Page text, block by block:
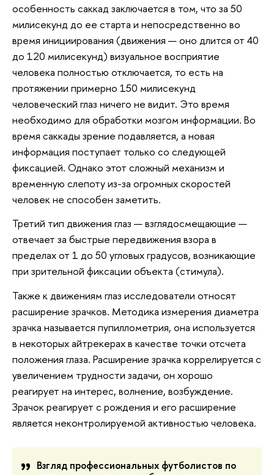
особенность саккад заключается в том, что за 50
милисекунд до ее старта и непосредственно во
время инициирования (движения — оно длится от 40
до 120 милисекунд) визуальное восприятие
человека полностью отключается, то есть на
протяжении примерно 150 милисекунд
человеческий глаз ничего не видит. Это время
необходимо для обработки мозгом информации. Во
время саккады зрение подавляется, а новая
информация поступает только со следующей
фиксацией. Однако этот сложный механизм и
временную слепоту из-за огромных скоростей
человек не способен заметить.
Третий тип движения глаз — взглядосмещающие —
отвечает за быстрые передвижения взора в
пределах от 1 до 50 угловых градусов, возникающие
при зрительной фиксации объекта (стимула).
Также к движениям глаз исследователи относят
расширение зрачков. Методика измерения диаметра
зрачка называется пупиллометрия, она используется
в некоторых айтрекерах в качестве точки отсчета
положения глаза. Расширение зрачка коррелируется с
увеличением трудности задачи, он хорошо
реагирует на интерес, волнение, возбуждение.
Зрачок реагирует с рождения и его расширение
является неконтролируемой активностью человека.
Взгляд профессиональных футболистов по